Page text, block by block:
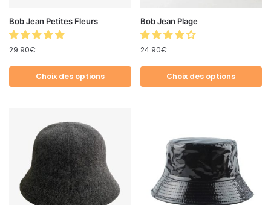
Bob Jean Petites Fleurs
29.90€
Choix des options
Bob Jean Plage
24.90€
Choix des options